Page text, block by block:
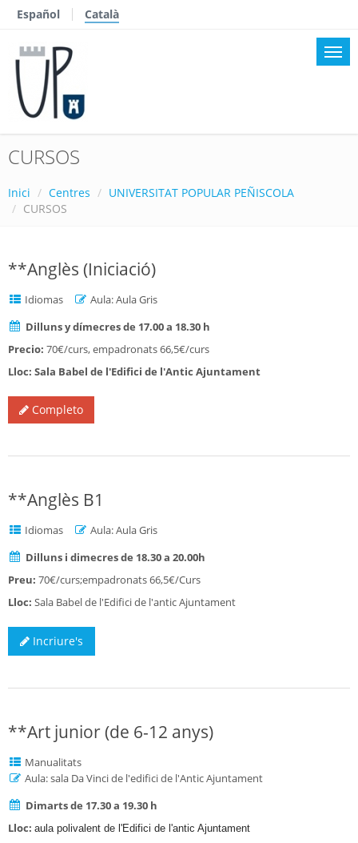
Español Català
CURSOS
Inici Centres
UNIVERSITAT POPULAR PEÑISCOLA
CURSOS
**Anglès (Iniciació)
Idiomas
Aula: Aula Gris
Dilluns y dímecres de 17.00 a 18.30 h
Precio: 70€/curs, empadronats 66,5€/curs
Lloc: Sala Babel de l'Edifici de l'Antic Ajuntament
Completo
**Anglès B1
Idiomas
Aula: Aula Gris
Dilluns i dimecres de 18.30 a 20.00h
Preu: 70€/curs;empadronats 66,5€/Curs
Lloc: Sala Babel de l'Edifici de l'antic Ajuntament
Incriure's
**Art junior (de 6-12 anys)
Manualitats
Aula: sala Da Vinci de l'edifici de l'Antic Ajuntament
Dimarts de 17.30 a 19.30 h
Lloc: aula polivalent de l'Edifici de l'antic Ajuntament